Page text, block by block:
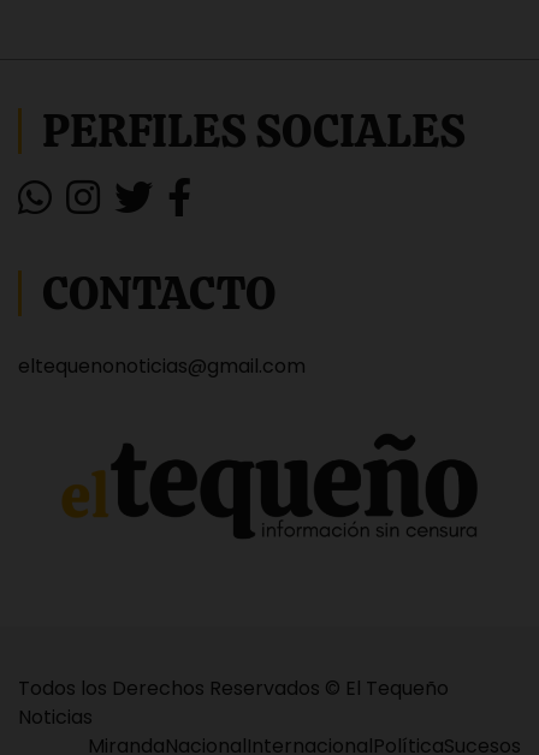
PERFILES SOCIALES
CONTACTO
eltequenonoticias@gmail.com
Todos los Derechos Reservados © El Tequeño
Noticias
MirandaNacionalInternacionalPolíticaSucesos